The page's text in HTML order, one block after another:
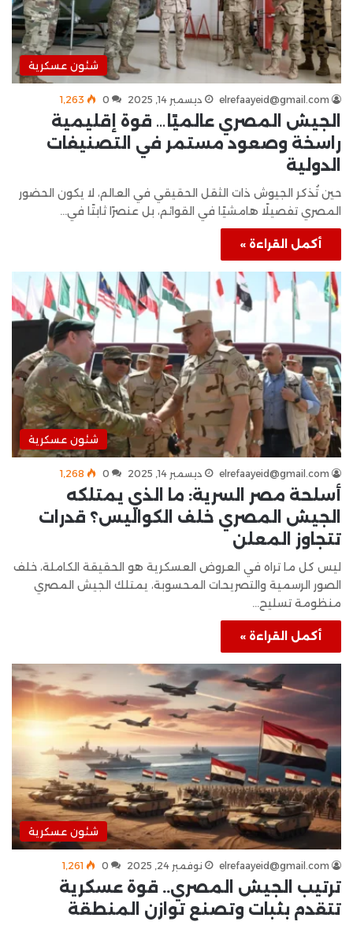
شئون عسكرية
elrefaayeid@gmail.com ديسمبر 14, 2025 0 1٬263
الجيش المصري عالميًا… قوة إقليمية
راسخة وصعود مستمر في التصنيفات
الدولية
حين تُذكر الجيوش ذات الثقل الحقيقي في العالم، لا يكون الحضور
المصري تفصيلًا هامشيًا في القوائم، بل عنصرًا ثابتًا في…
أكمل القراءة »
شئون عسكرية
elrefaayeid@gmail.com ديسمبر 14, 2025 0 1٬268
أسلحة مصر السرية: ما الذي يمتلكه
الجيش المصري خلف الكواليس؟ قدرات
تتجاوز المعلن
ليس كل ما تراه في العروض العسكرية هو الحقيقة الكاملة، خلف
الصور الرسمية والتصريحات المحسوبة، يمتلك الجيش المصري
منظومة تسليح…
أكمل القراءة »
شئون عسكرية
elrefaayeid@gmail.com نوفمبر 24, 2025 0 1٬261
ترتيب الجيش المصري.. قوة عسكرية
تتقدم بثبات وتصنع توازن المنطقة